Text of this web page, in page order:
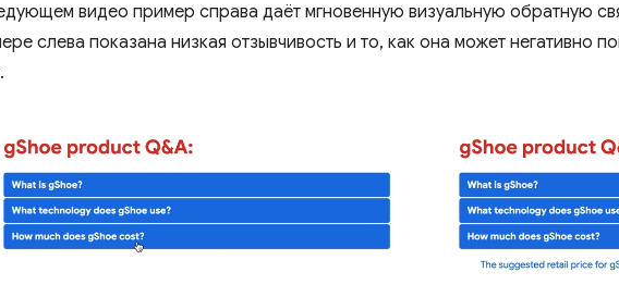
видео пример справа даёт мгновенную визуальную обратную
слева показана низкая отзывчивость и то, как она может негативно